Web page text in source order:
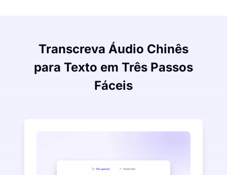
Transcreva Áudio Chinês
para Texto em Três Passos
Fáceis